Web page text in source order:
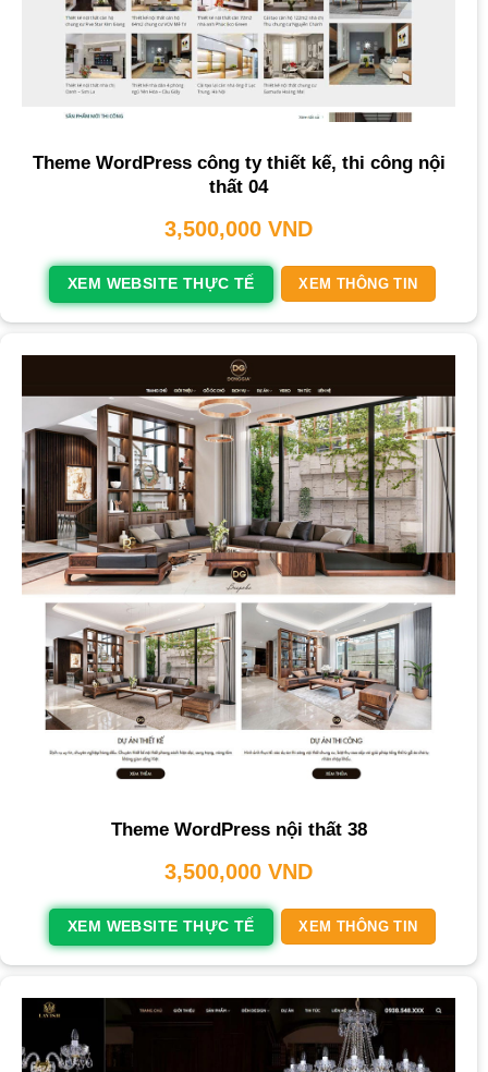
Theme WordPress công ty thiết kế, thi công nội
thất 04
3,500,000 VND
XEM WEBSITE THỰC TẾ XEM THÔNG TIN
Theme WordPress nội thất 38
3,500,000 VND
XEM WEBSITE THỰC TẾ XEM THÔNG TIN